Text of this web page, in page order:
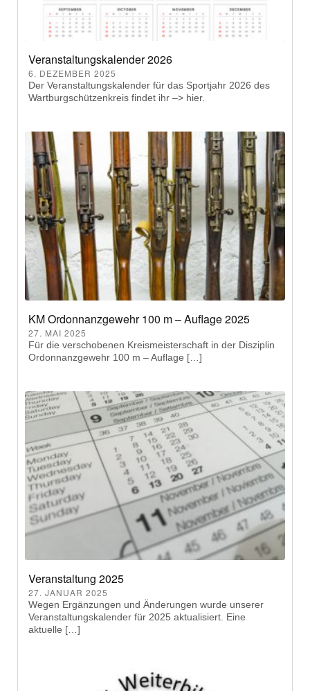
Veranstaltungskalender 2026
6. DEZEMBER 2025
Der Veranstaltungskalender für das Sportjahr 2026 des
Wartburgschützenkreis findet ihr –> hier.
KM Ordonnanzgewehr 100 m – Auflage 2025
27. MAI 2025
Für die verschobenen Kreismeisterschaft in der Disziplin
Ordonnanzgewehr 100 m – Auflage […]
Veranstaltung 2025
27. JANUAR 2025
Wegen Ergänzungen und Änderungen wurde unserer
Veranstaltungskalender für 2025 aktualisiert. Eine
aktuelle […]